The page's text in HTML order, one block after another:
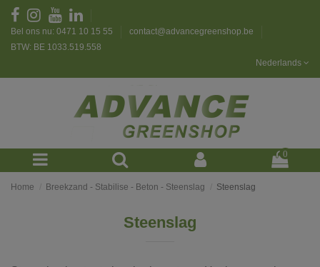
Bel ons nu: 0471 10 15 55
contact@advancegreenshop.be
BTW: BE 1033.519.558
Nederlands
0
Home Breekzand - Stabilise - Beton - Steenslag Steenslag
Steenslag